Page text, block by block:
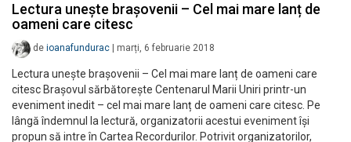
Lectura unește brașovenii – Cel mai mare lanț de
oameni care citesc
de ioanafundurac marți, 6 februarie 2018
Lectura unește brașovenii – Cel mai mare lanț de oameni care
citesc Brașovul sărbătorește Centenarul Marii Uniri printr-un
eveniment inedit – cel mai mare lanț de oameni care citesc. Pe
lângă îndemnul la lectură, organizatorii acestui eveniment își
propun să intre în Cartea Recordurilor. Potrivit organizatorilor,